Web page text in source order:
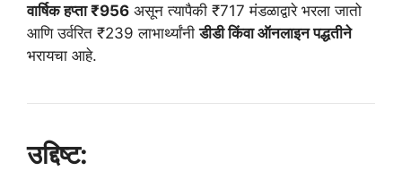
वार्षिक हप्ता ₹956 असून त्यापैकी ₹717 मंडळाद्वारे भरला जातो
आणि उर्वरित ₹239 लाभार्थ्यांनीडीडी किंवा ऑनलाइन पद्धतीने
भरायचा आहे.
उद्दिष्ट: